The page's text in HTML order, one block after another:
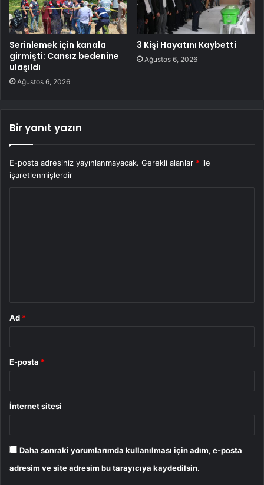
Serinlemek için kanala
girmişti: Cansız bedenine
ulaşıldı
Ağustos 6, 2026
3 Kişi Hayatını Kaybetti
Ağustos 6, 2026
Bir yanıt yazın
E-posta adresiniz yayınlanmayacak. Gerekli alanlar * ile
işaretlenmişlerdir
Ad *
E-posta *
İnternet sitesi
Daha sonraki yorumlarımda kullanılması için adım, e-posta
adresim ve site adresim bu tarayıcıya kaydedilsin.